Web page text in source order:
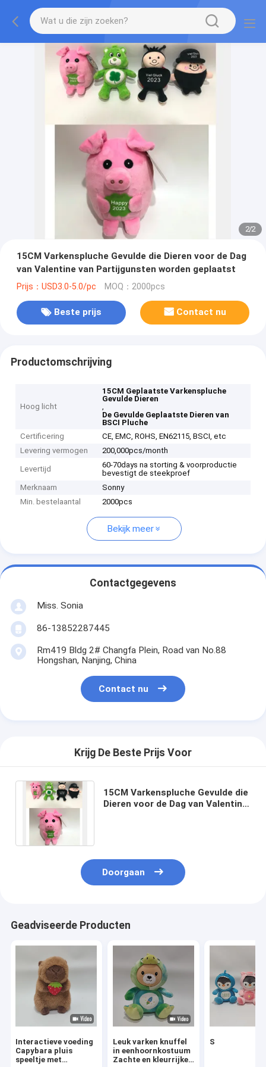
2/2
15CM Varkenspluche Gevulde die Dieren voor de Dag
van Valentine van Partijgunsten worden geplaatst
Prijs：USD3.0-5.0/pc MOQ：2000pcs
Beste prijs Contact nu
Productomschrijving
Hoog licht
15CM Geplaatste Varkenspluche
Gevulde Dieren
,
De Gevulde Geplaatste Dieren van
BSCI Pluche
Certificering
CE, EMC, ROHS, EN62115, BSCI, etc
Levering vermogen
200,000pcs/month
Levertijd
60-70days na storting & voorproductie
bevestigt de steekproef
Merknaam
Sonny
Min. bestelaantal
2000pcs
Bekijk meer
Contactgegevens
Miss. Sonia
86-13852287445
Rm419 Bldg 2# Changfa Plein, Road van No.88
Hongshan, Nanjing, China
Contact nu
Krijg De Beste Prijs Voor
15CM Varkenspluche Gevulde die
Dieren voor de Dag van Valentine
Doorgaan
Geadviseerde Producten
Interactieve voeding
Capybara pluis
speeltje met
Leuk varken knuffel
in eenhoornkostuum
Zachte en kleurrijke
S